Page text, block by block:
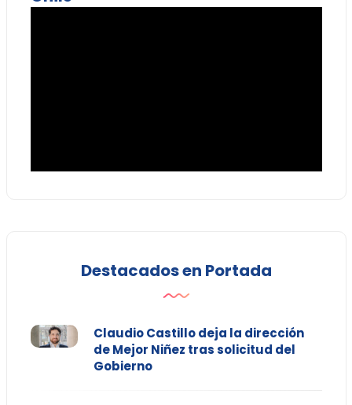
Destacados en Portada
Claudio Castillo deja la dirección
de Mejor Niñez tras solicitud del
Gobierno